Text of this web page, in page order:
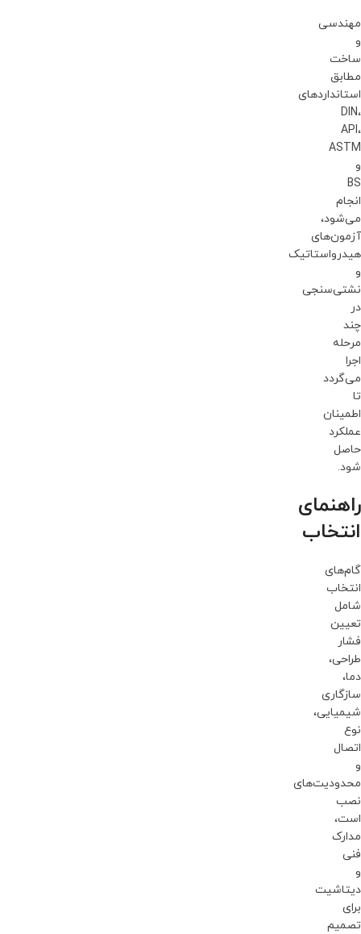
مهندسی
و
ساخت
مطابق
استانداردهای
DIN،
API،
ASTM
و
BS
انجام
می‌شود،
آزمون‌های
هیدرواستاتیک
و
نشتی‌سنجی
در
چند
مرحله
اجرا
می‌گردد
تا
اطمینان
عملکرد
حاصل
شود.
راهنمای
انتخاب
گام‌های
انتخاب
شامل
تعیین
فشار
طراحی،
دما،
سازگاری
شیمیایی،
نوع
اتصال
و
محدودیت‌های
نصب
است،
مدارک
فنی
و
دیتاشیت
برای
تصمیم